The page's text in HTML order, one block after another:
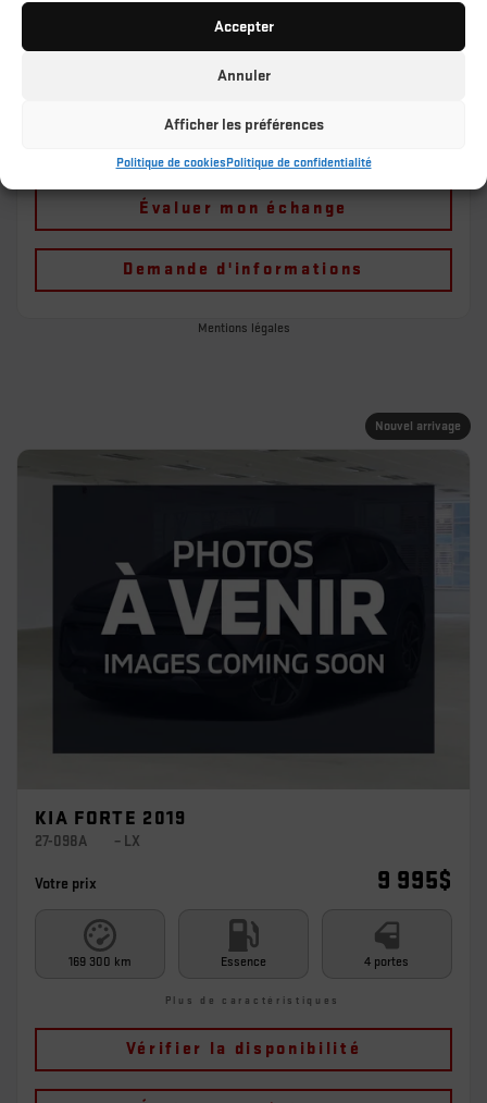
Accepter
Annuler
Afficher les préférences
Politique de cookiesPolitique de confidentialité
Évaluer mon échange
Demande d'informations
Mentions légales
Nouvel arrivage
KIA FORTE 2019
27-098A – LX
Votre prix 9 995$
169 300 km Essence 4 portes
Plus de caractéristiques
Vérifier la disponibilité